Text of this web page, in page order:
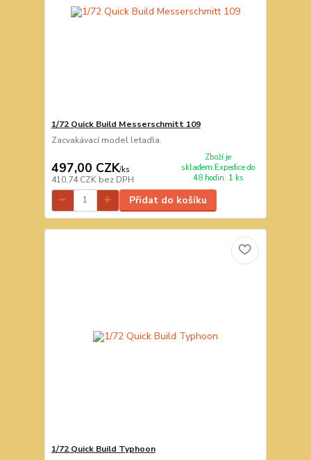
1/72 Quick Build Messerschmitt 109
Zacvakávací model letadla.
497,00 CZK/ks
410,74 CZK bez DPH
Zboží je
skladem.Expedice do
48 hodin. 1 ks
Přidat do košíku
1/72 Quick Build Typhoon